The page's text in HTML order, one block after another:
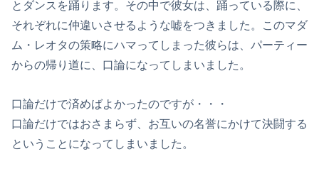
とダンスを踊ります。その中で彼女は、踊っている際に、
それぞれに仲違いさせるような嘘をつきました。このマダ
ム・レオタの策略にハマってしまった彼らは、パーティー
からの帰り道に、口論になってしまいました。
口論だけで済めばよかったのですが・・・
口論だけではおさまらず、お互いの名誉にかけて決闘する
ということになってしまいました。